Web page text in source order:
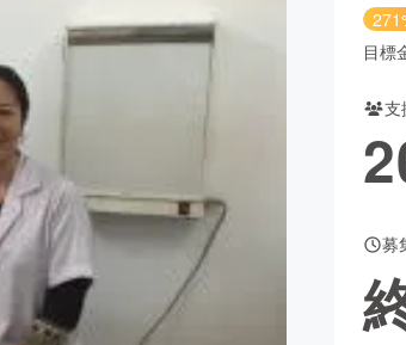
ビューティー・ヘ
for Social Good CAMPFIRE Creation
ふるさと納税machi-ya
目標
支
募